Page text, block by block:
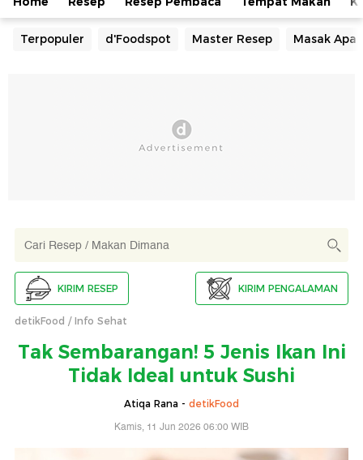
Terpopuler d'Foodspot Master Resep Masak Apa
KIRIM RESEP KIRIM PENGALAMAN
detikFood Info Sehat
Tak Sembarangan! 5 Jenis Ikan Ini
Tidak Ideal untuk Sushi
Atiqa Rana - detikFood
Kamis, 11 Jun 2026 06:00 WIB